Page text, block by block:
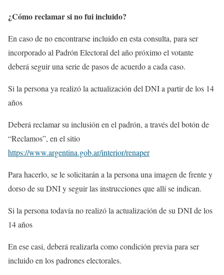
¿Cómo reclamar si no fui incluido?
En caso de no encontrarse incluido en esta consulta, para ser
incorporado al Padrón Electoral del año próximo el votante
deberá seguir una serie de pasos de acuerdo a cada caso.
Si la persona ya realizó la actualización del DNI a partir de los 14
años
Deberá reclamar su inclusión en el padrón, a través del botón de
“Reclamos”, en el sitio
https://www.argentina.gob.ar/interior/renaper
Para hacerlo, se le solicitarán a la persona una imagen de frente y
dorso de su DNI y seguir las instrucciones que allí se indican.
Si la persona todavía no realizó la actualización de su DNI de los
14 años
En ese casi, deberá realizarla como condición previa para ser
incluido en los padrones electorales.